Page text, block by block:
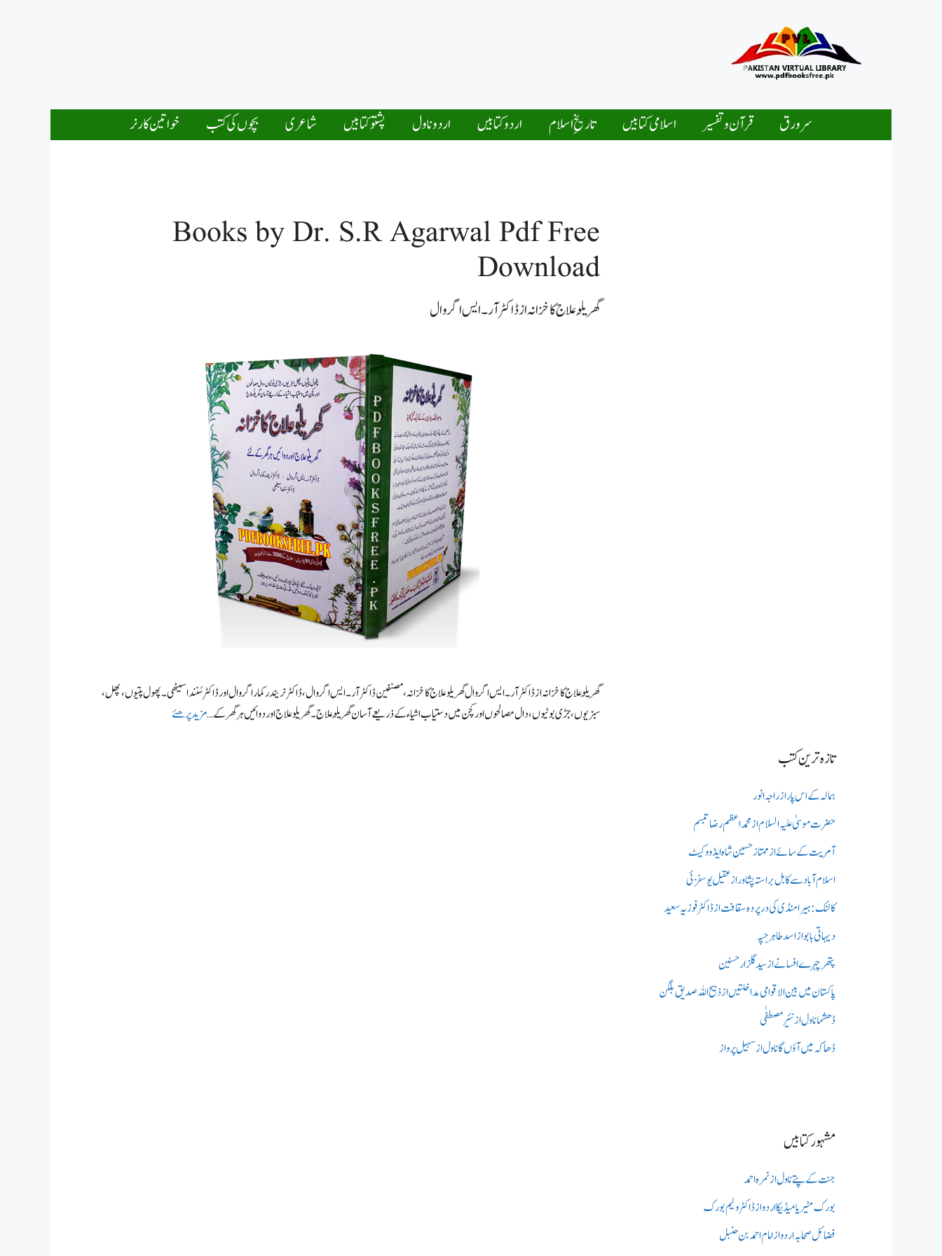
سرورق قرآن و تفسیر اسلامی کتابیں تاریخِ اسلام اردو کتابیں اردو ناول پشتو کتابیں شاعری بچوں کی کتب خواتین کارنر
Books by Dr. S.R Agarwal Pdf Free
Download
گھریلُو علاج کا خزانہ از ڈاکٹر آر۔ایس اگروال
گھریلُو علاج کا خزانہ از ڈاکٹر آر۔ایس اگروال گھریلو علاج کا خزانہ ، مصنفین ڈاکٹر آر۔ایس اگروال، ڈاکٹر نریندر کمار اگروال اور ڈاکٹر سُنندا سیٹھی۔ پھول پتیوں، پھل،
سبزیوں، جڑی بوٹیوں، دال مصالحوں اور کچن میں دستیاب اشیاء کے ذریعے آسان گھریلُو علاج۔ گھریلو علاج اور دوائیں ہر گھر کے …مزید پرھئے
تازہ ترین کتب
ہمالہ کے اس پار از راجہ انور
حضرت موسیٰ علیہ السلام از محمد اعظم رضا تبسم
آمریت کے سائے از ممتاز حسین شاہ ایڈووکیٹ
اسلام آباد سے کابل براستہ پشاور از عقیل یوسفزئی
کالنک: ہیرا منڈی کی در پردہ سقافت از ڈاکٹر فوزیہ سعید
دیہاتی بابو از اسد طاہر جپہ
پتھر چہرے افسانے از سید گلزار حسنین
پاکستان میں بین الاقوامی مداخلتیں از ذبیح اللہ صدیق بلگن
ڈھشما ناول از نئیر مصطفٰی
ڈھاکہ میں آؤں گا ناول از سہیل پرواز
مشہور کتابیں
جنت کے پتے ناول از نمرہ احمد
بورک مٹیریا میڈیکااردو از ڈاکٹر ولیم بورک
فضائل صحابہ اردو از امام احمد بن حنبل